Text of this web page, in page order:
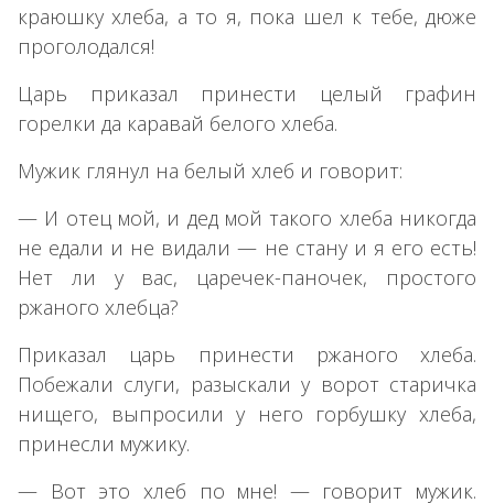
краюшку хлеба, а то я, пока шел к тебе, дюже
проголодался!
Царь приказал принести целый графин
горелки да каравай белого хлеба.
Мужик глянул на белый хлеб и говорит:
— И отец мой, и дед мой такого хлеба никогда
не едали и не видали — не стану и я его есть!
Нет ли у вас, царечек-паночек, простого
ржаного хлебца?
Приказал царь принести ржаного хлеба.
Побежали слуги, разыскали у ворот старичка
нищего, выпросили у него горбушку хлеба,
принесли мужику.
— Вот это хлеб по мне! — говорит мужик.